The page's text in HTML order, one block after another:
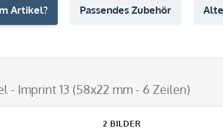
Artikel? Passendes Zubehör
- Imprint 13 (58x22 mm - 6 Zeilen)
2 BILDER